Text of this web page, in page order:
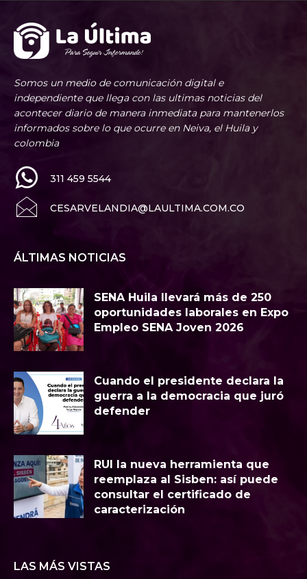
Somos un medio de comunicación digital e
independiente que llega con las ultimas noticias del
acontecer diario de manera inmediata para mantenerlos
informados sobre lo que ocurre en Neiva, el Huila y
colombia
311 459 5544
CESARVELANDIA@LAULTIMA.COM.CO
ÁLTIMAS NOTICIAS
SENA Huila llevará más de 250
oportunidades laborales en Expo
Empleo SENA Joven 2026
Cuando el presidente declara la
guerra a la democracia que juró
defender
RUI la nueva herramienta que
reemplaza al Sisben: así puede
consultar el certificado de
caracterización
LAS MÁS VISTAS